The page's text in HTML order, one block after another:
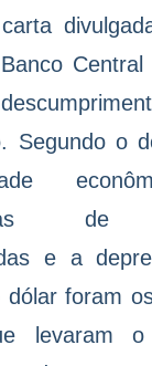
Segundo o
de
e a
foram
levaram